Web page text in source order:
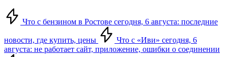
Что с бензином в Ростове сегодня, 6 августа: последние
новости, где купить, цены
Что с «Иви» сегодня, 6
августа: не работает сайт, приложение, ошибки о соединении